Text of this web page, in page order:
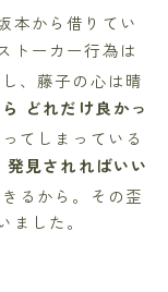
本から借りてい
トーカー行為は
し、藤子の心は晴
どれだけ良かっ
てしまっている
発見されればいい
るから。その歪
した。